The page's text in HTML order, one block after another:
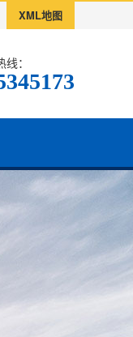
XML地图
：